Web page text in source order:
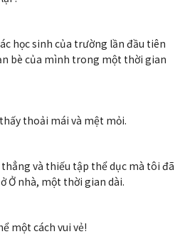
học sinh của trường lần đầu tiên
bè của mình trong một thời gian
thoải mái và mệt mỏi.
và thiếu tập thể dục mà tôi đã
Ở nhà, một thời gian dài.
một cách vui vẻ!